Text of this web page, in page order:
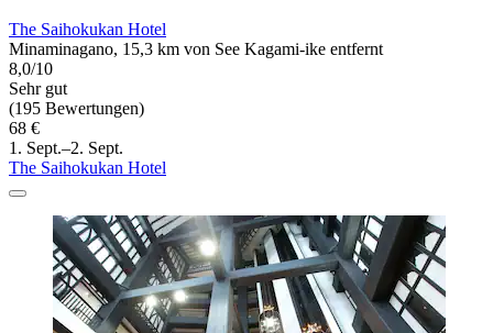
The Saihokukan Hotel
Minaminagano, 15,3 km von See Kagami-ike entfernt
8,0/10
Sehr gut
(195 Bewertungen)
68 €
1. Sept.–2. Sept.
The Saihokukan Hotel